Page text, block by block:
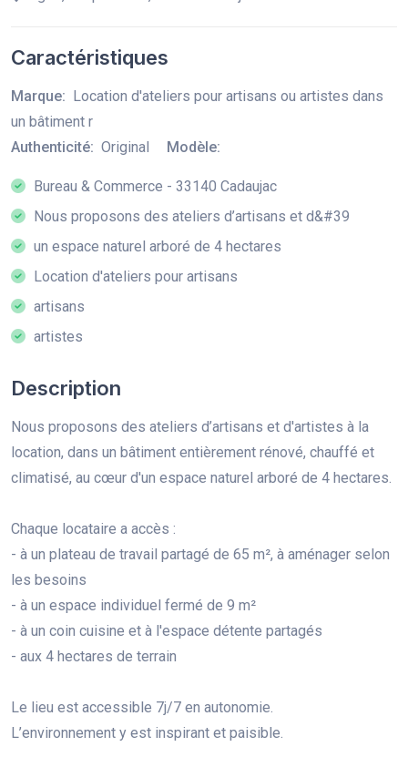
Caractéristiques
Marque:
Location d'ateliers pour artisans ou artistes dans
un bâtiment r
Authenticité: Original Modèle:
Bureau & Commerce - 33140 Cadaujac
Nous proposons des ateliers d’artisans et d&#39
un espace naturel arboré de 4 hectares
Location d'ateliers pour artisans
artisans
artistes
Description
Nous proposons des ateliers d’artisans et d'artistes à la
location, dans un bâtiment entièrement rénové, chauffé et
climatisé, au cœur d'un espace naturel arboré de 4 hectares.
Chaque locataire a accès :
- à un plateau de travail partagé de 65 m², à aménager selon
les besoins
- à un espace individuel fermé de 9 m²
- à un coin cuisine et à l'espace détente partagés
- aux 4 hectares de terrain
Le lieu est accessible 7j/7 en autonomie.
L’environnement y est inspirant et paisible.